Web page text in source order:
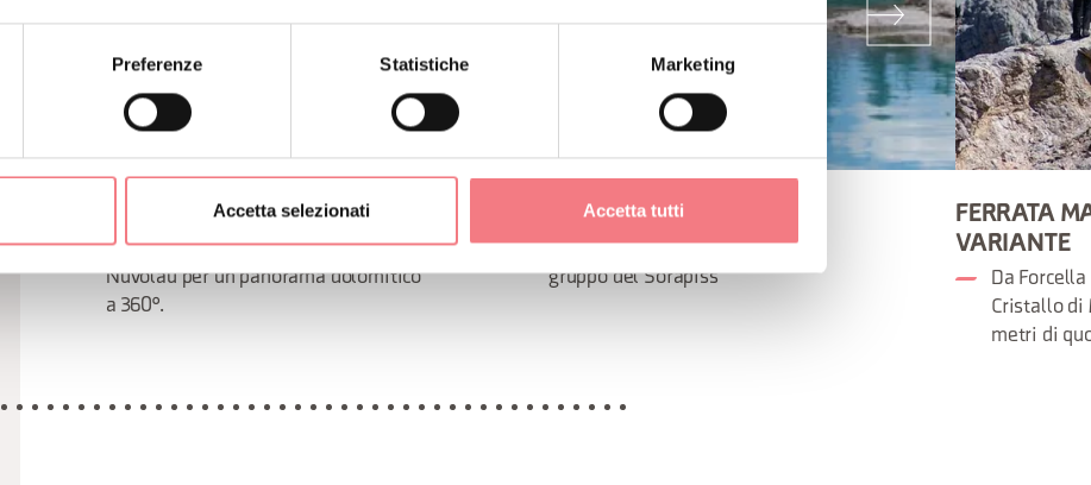
Preferenze Statistiche Marketing
Accetta selezionati Accetta tutti
FERRATA AVERAU
La più alta cima del gruppo del
Nuvolau per un panorama dolomitico
a 360°.
FERRATA FRANCESCO BERTI
Un itinerario ad anello attorno al
gruppo del Sorapiss
FERRATA
VARIANTE
Da
Cristallo di
metri di